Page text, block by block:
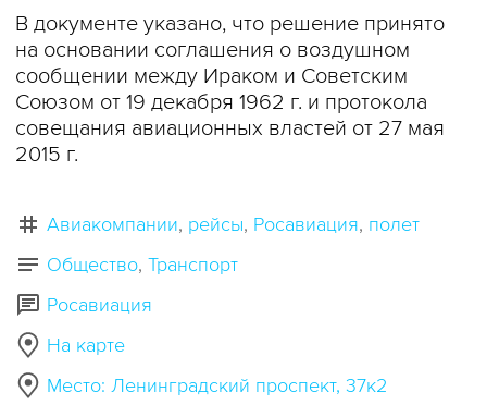
В документе указано, что решение принято
на основании соглашения о воздушном
сообщении между Ираком и Советским
Союзом от 19 декабря 1962 г. и протокола
совещания авиационных властей от 27 мая
2015 г.
Авиакомпании рейсы Росавиация полет
Общество Транспорт
Росавиация
На карте
Место: Ленинградский проспект, 37к2